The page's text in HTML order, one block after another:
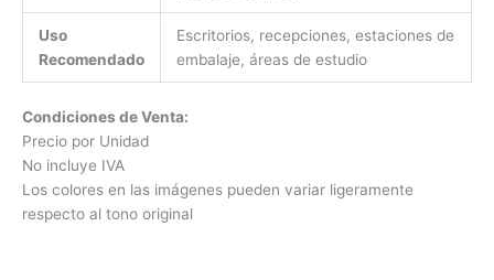
Uso
Recomendado
Escritorios, recepciones, estaciones de
embalaje, áreas de estudio
Condiciones de Venta:
Precio por Unidad
No incluye IVA
Los colores en las imágenes pueden variar ligeramente
respecto al tono original